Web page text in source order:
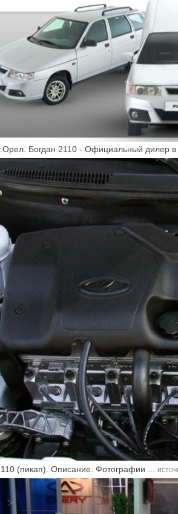
Богдан 2110 - Официальный дилер
(пикап). Описание. Фотографии ...